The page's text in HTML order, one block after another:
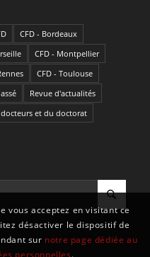
CFD - Bordeaux
CFD - Montpellier
CFD - Toulouse
Revue d'actualités
et du doctorat
vous acceptez en visitant ce
désactiver le dispositif de
sur notre page dédiée au